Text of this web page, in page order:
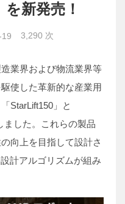
を新発売！
3,290 次
業界および物流業界等
使した革新的な産業用
StarLift150」と
ました。これらの製品
向上を目指して設計さ
計アルゴリズムが組み